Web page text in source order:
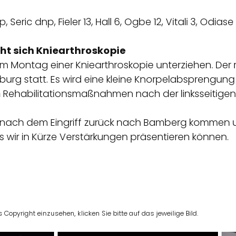
Seric dnp, Fieler 13, Hall 6, Ogbe 12, Vitali 3,
sich Kniearthroskopie
Montag einer Kniearthroskopie unterziehen.
statt. Es wird eine kleine
nach der
dem Eingriff zurück nach Bamberg
in Kürze Verstärkungen präsentieren können.
einzusehen, klicken Sie bitte auf das jeweilige Bild.